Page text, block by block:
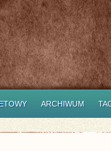
ARCHIWUM